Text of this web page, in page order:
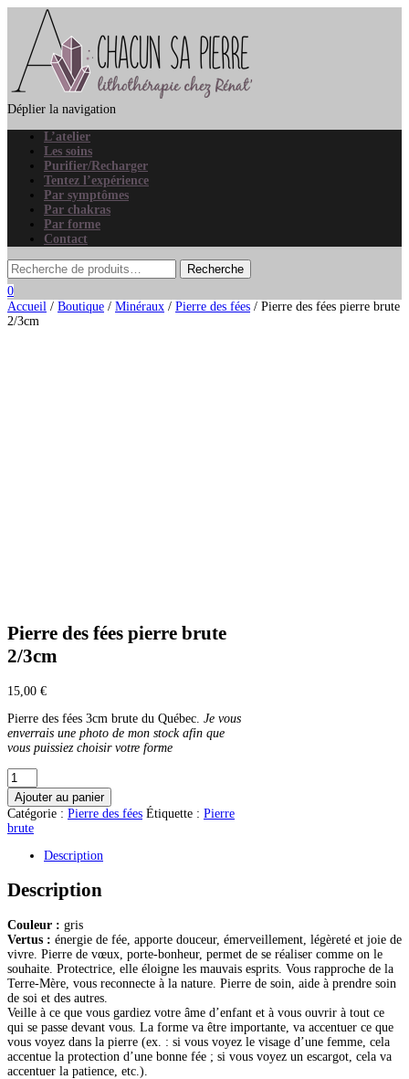
Déplier la navigation
L’atelier
Les soins
Purifier/Recharger
Tentez l’expérience
Par symptômes
Par chakras
Par forme
Contact
0
Accueil / Boutique / Minéraux / Pierre des fées / Pierre des fées pierre brute
2/3cm
Pierre des fées pierre brute
2/3cm
15,00 €
Pierre des fées 3cm brute du Québec. Je vous
enverrais une photo de mon stock afin que
vous puissiez choisir votre forme
quantité
de
Pierre
des
fées
brute
Ajouter au panier
Catégorie : Pierre des fées Étiquette : Pierre
brute
Description
Description
Couleur : gris
Vertus : énergie de fée, apporte douceur, émerveillement, légèreté et joie de
vivre. Pierre de vœux, porte-bonheur, permet de se réaliser comme on le
souhaite. Protectrice, elle éloigne les mauvais esprits. Vous rapproche de la
Terre-Mère, vous reconnecte à la nature. Pierre de soin, aide à prendre soin
de soi et des autres.
Veille à ce que vous gardiez votre âme d’enfant et à vous ouvrir à tout ce
qui se passe devant vous. La forme va être importante, va accentuer ce que
vous voyez dans la pierre (ex. : si vous voyez le visage d’une femme, cela
accentue la protection d’une bonne fée ; si vous voyez un escargot, cela va
accentuer la patience, etc.).